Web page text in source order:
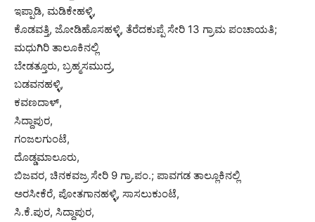
ಇಪ್ಪಾಡಿ, ಮಡಿಕೇಹಳ್ಳಿ,
ಕೊಡವತ್ತಿ, ಜೋಡಿಹೊಸಹಳ್ಳಿ, ತೆರೆದಕುಪ್ಪೆ ಸೇರಿ 13 ಗ್ರಾಮ ಪಂಚಾಯತಿ;
ಮಧುಗಿರಿ ತಾಲೂಕಿನಲ್ಲಿ
ಬೇಡತ್ತೂರು, ಬ್ರಹ್ಮಸಮುದ್ರ,
ಬಡವನಹಳ್ಳಿ,
ಕವಣದಾಳ್,
ಸಿದ್ದಾಪುರ,
ಗಂಜಲಗುಂಟೆ,
ದೊಡ್ಡಮಾಲೂರು,
ಬಿಜವರ, ಚಿನಕವಜ್ರ ಸೇರಿ 9 ಗ್ರಾ.ಪಂ.; ಪಾವಗಡ ತಾಲ್ಲೂಕಿನಲ್ಲಿ
ಅರಸೀಕೆರೆ, ಪೋತಗಾನಹಳ್ಳಿ, ಸಾಸಲುಕುಂಟೆ,
ಸಿ.ಕೆ.ಪುರ, ಸಿದ್ದಾಪುರ,